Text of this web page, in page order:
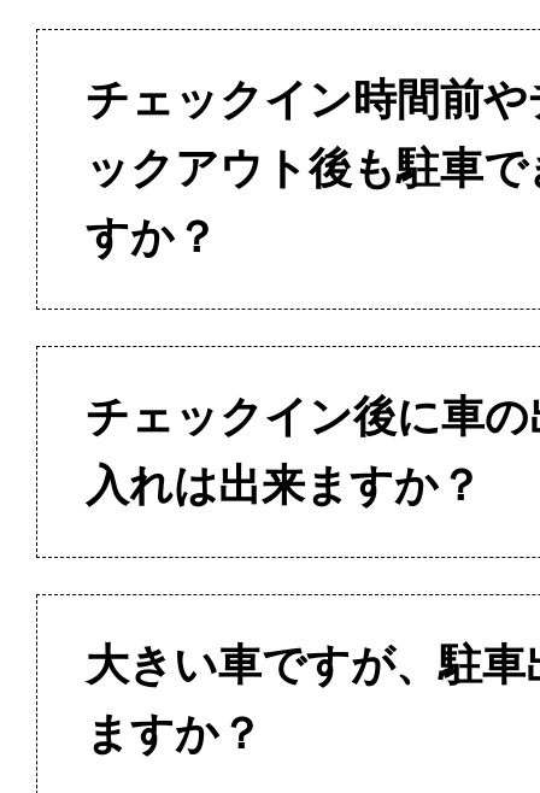
チェックイン時間前や
ックアウト後も駐車
すか？
チェックイン後に車の
入れは出来ますか？
大きい車ですが、駐車
ますか？